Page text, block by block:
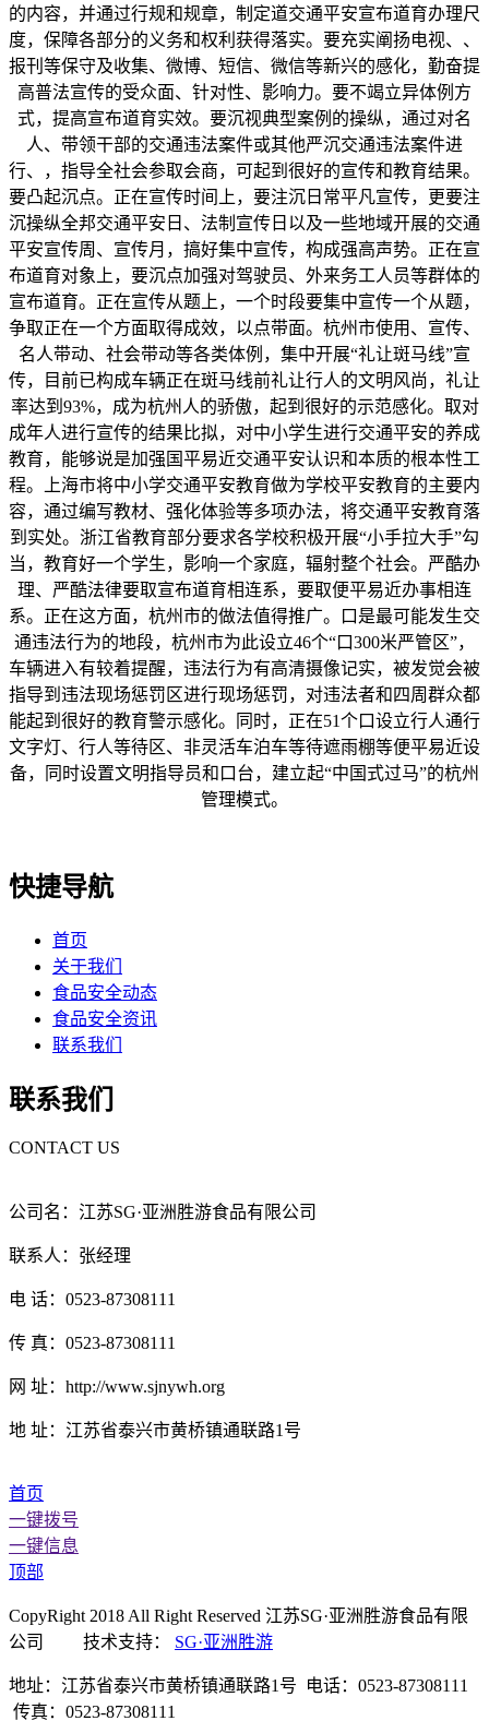
的内容，并通过行规和规章，制定道交通平安宣布道育办理尺
度，保障各部分的义务和权利获得落实。要充实阐扬电视、、
报刊等保守及收集、微博、短信、微信等新兴的感化，勤奋提
高普法宣传的受众面、针对性、影响力。要不竭立异体例方
式，提高宣布道育实效。要沉视典型案例的操纵，通过对名
人、带领干部的交通违法案件或其他严沉交通违法案件进
行、，指导全社会参取会商，可起到很好的宣传和教育结果。
要凸起沉点。正在宣传时间上，要注沉日常平凡宣传，更要注
沉操纵全邦交通平安日、法制宣传日以及一些地域开展的交通
平安宣传周、宣传月，搞好集中宣传，构成强高声势。正在宣
布道育对象上，要沉点加强对驾驶员、外来务工人员等群体的
宣布道育。正在宣传从题上，一个时段要集中宣传一个从题，
争取正在一个方面取得成效，以点带面。杭州市使用、宣传、
名人带动、社会带动等各类体例，集中开展“礼让斑马线”宣
传，目前已构成车辆正在斑马线前礼让行人的文明风尚，礼让
率达到93%，成为杭州人的骄傲，起到很好的示范感化。取对
成年人进行宣传的结果比拟，对中小学生进行交通平安的养成
教育，能够说是加强国平易近交通平安认识和本质的根本性工
程。上海市将中小学交通平安教育做为学校平安教育的主要内
容，通过编写教材、强化体验等多项办法，将交通平安教育落
到实处。浙江省教育部分要求各学校积极开展“小手拉大手”勾
当，教育好一个学生，影响一个家庭，辐射整个社会。严酷办
理、严酷法律要取宣布道育相连系，要取便平易近办事相连
系。正在这方面，杭州市的做法值得推广。口是最可能发生交
通违法行为的地段，杭州市为此设立46个“口300米严管区”，
车辆进入有较着提醒，违法行为有高清摄像记实，被发觉会被
指导到违法现场惩罚区进行现场惩罚，对违法者和四周群众都
能起到很好的教育警示感化。同时，正在51个口设立行人通行
文字灯、行人等待区、非灵活车泊车等待遮雨棚等便平易近设
备，同时设置文明指导员和口台，建立起“中国式过马”的杭州
管理模式。
快捷导航
首页
关于我们
食品安全动态
食品安全资讯
联系我们
联系我们
CONTACT US
公司名：江苏SG·亚洲胜游食品有限公司
联系人：张经理
电 话：0523-87308111
传 真：0523-87308111
网 址：http://www.sjnywh.org
地 址：江苏省泰兴市黄桥镇通联路1号
首页
一键拨号
一键信息
顶部
CopyRight 2018 All Right Reserved 江苏SG·亚洲胜游食品有限
公司 技术支持： SG·亚洲胜游
地址：江苏省泰兴市黄桥镇通联路1号 电话：0523-87308111
传真：0523-87308111